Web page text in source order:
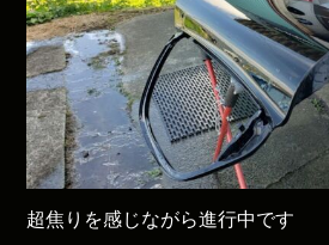
超焦りを感じながら進行中です